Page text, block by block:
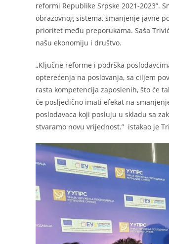
reformi Republike Srpske 2021-2023”.
obrazovnog sistema, smanjenje javne
prioritet među preporukama. Saša
našu ekonomiju i društvo.
„Ključne reforme i podrška
opterećenja na poslovanja, sa ciljem
rasta kompetencija zaposlenih, što će
će posljedično imati efekat na
poslodavaca koji posluju u skladu sa
stvaramo novu vrijednost.” istakao je